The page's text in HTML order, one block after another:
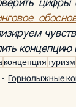
концепциятуризм
Горнолыжные